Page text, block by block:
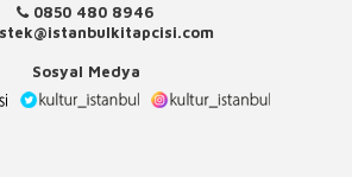
0850 480 8946
Sosyal Medya